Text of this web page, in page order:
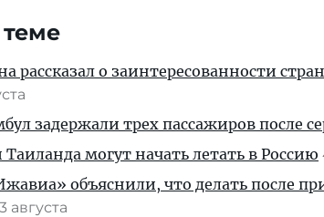
рассказал о заинтересованности
задержали трех пассажиров после
могут начать летать в Россию
объяснили, что делать после
3 августа